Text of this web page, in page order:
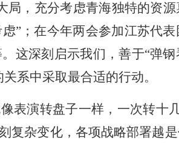
，充分考虑青海独特的资
”；在今年两会参加江苏代
这深刻启示我们，善于“弹
系中采取最合适的行动。
表演转盘子一样，一次转十
复杂变化，各项战略部署越